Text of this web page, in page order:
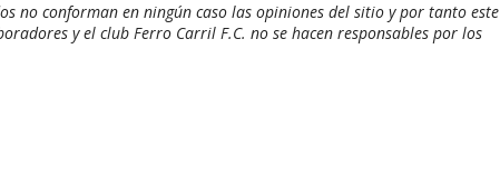
no conforman en ningún caso las opiniones del sitio y por tanto este
y el club Ferro Carril F.C. no se hacen responsables por los